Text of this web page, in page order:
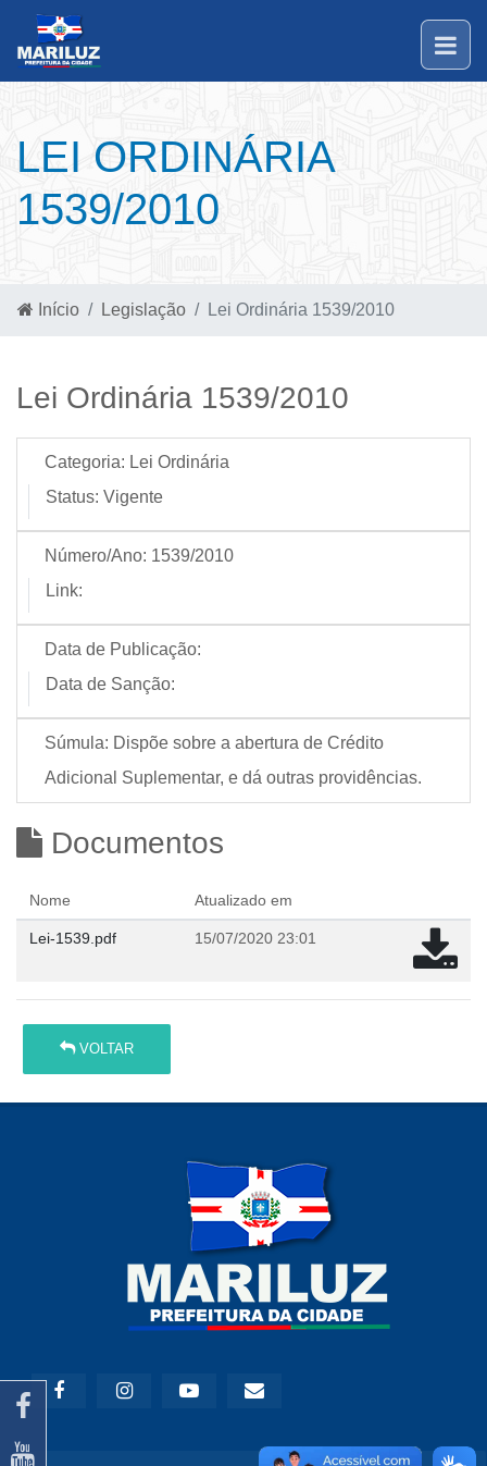
LEI ORDINÁRIA
1539/2010
Início Legislação Lei Ordinária 1539/2010
Lei Ordinária 1539/2010
Categoria: Lei Ordinária
Status: Vigente
Número/Ano: 1539/2010
Link:
Data de Publicação:
Data de Sanção:
Súmula: Dispõe sobre a abertura de Crédito
Adicional Suplementar, e dá outras providências.
Documentos
Nome Atualizado em
Lei-1539.pdf 15/07/2020 23:01
VOLTAR